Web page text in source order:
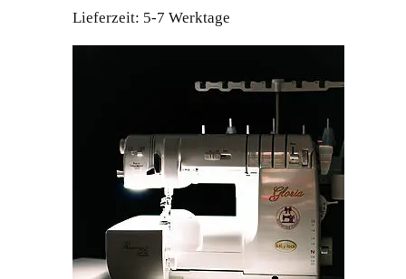
Lieferzeit: 5-7 Werktage